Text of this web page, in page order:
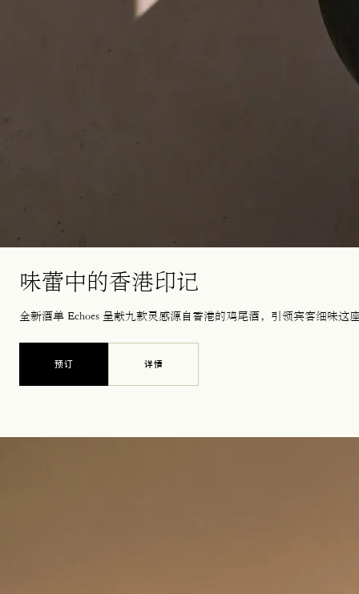
味蕾中的香港印记
全新酒单 Echoes 呈献九款灵感源自香港的鸡尾酒，引领宾客细味这
预订在新标签页中打开 详情